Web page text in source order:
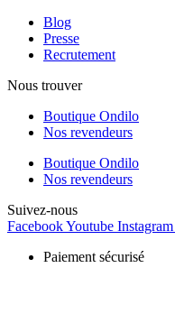
Blog
Presse
Recrutement
Nous trouver
Boutique Ondilo
Nos revendeurs
Boutique Ondilo
Nos revendeurs
Suivez-nous
FacebookYoutube Instagram
Paiement sécurisé